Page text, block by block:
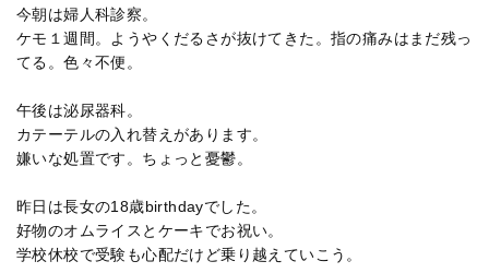
今朝は婦人科診察。
ケモ１週間。ようやくだるさが抜けてきた。指の痛みはまだ残っ
てる。色々不便。
午後は泌尿器科。
カテーテルの入れ替えがあります。
嫌いな処置です。ちょっと憂鬱。
昨日は長女の18歳birthdayでした。
好物のオムライスとケーキでお祝い。
学校休校で受験も心配だけど乗り越えていこう。